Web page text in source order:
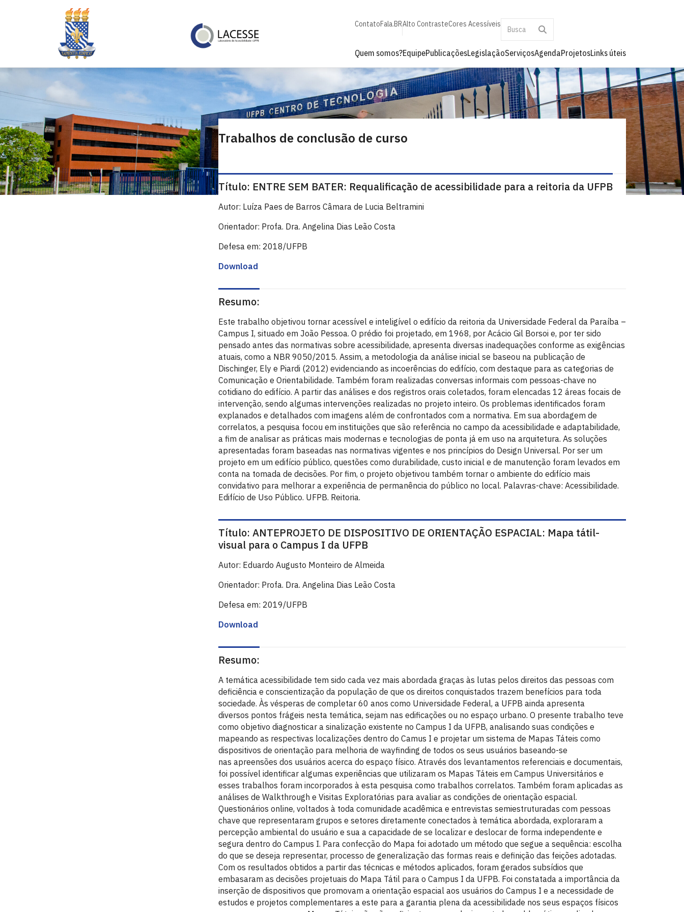
ContatoFala.BRAlto ContrasteCores Acessíveis
Quem somos?EquipePublicaçõesLegislaçãoServiçosAgendaProjetosLinks úteis
Trabalhos de conclusão de curso
Título: ENTRE SEM BATER: Requalificação de acessibilidade para a reitoria da UFPB
Autor: Luíza Paes de Barros Câmara de Lucia Beltramini
Orientador: Profa. Dra. Angelina Dias Leão Costa
Defesa em: 2018/UFPB
Download
Resumo:
Este trabalho objetivou tornar acessível e inteligível o edifício da reitoria da Universidade Federal da Paraíba –
Campus I, situado em João Pessoa. O prédio foi projetado, em 1968, por Acácio Gil Borsoi e, por ter sido
pensado antes das normativas sobre acessibilidade, apresenta diversas inadequações conforme as exigências
atuais, como a NBR 9050/2015. Assim, a metodologia da análise inicial se baseou na publicação de
Dischinger, Ely e Piardi (2012) evidenciando as incoerências do edifício, com destaque para as categorias de
Comunicação e Orientabilidade. Também foram realizadas conversas informais com pessoas-chave no
cotidiano do edifício. A partir das análises e dos registros orais coletados, foram elencadas 12 áreas focais de
intervenção, sendo algumas intervenções realizadas no projeto inteiro. Os problemas identificados foram
explanados e detalhados com imagens além de confrontados com a normativa. Em sua abordagem de
correlatos, a pesquisa focou em instituições que são referência no campo da acessibilidade e adaptabilidade,
a fim de analisar as práticas mais modernas e tecnologias de ponta já em uso na arquitetura. As soluções
apresentadas foram baseadas nas normativas vigentes e nos princípios do Design Universal. Por ser um
projeto em um edifício público, questões como durabilidade, custo inicial e de manutenção foram levados em
conta na tomada de decisões. Por fim, o projeto objetivou também tornar o ambiente do edifício mais
convidativo para melhorar a experiência de permanência do público no local. Palavras-chave: Acessibilidade.
Edifício de Uso Público. UFPB. Reitoria.
Título: ANTEPROJETO DE DISPOSITIVO DE ORIENTAÇÃO ESPACIAL: Mapa tátil-
visual para o Campus I da UFPB
Autor: Eduardo Augusto Monteiro de Almeida
Orientador: Profa. Dra. Angelina Dias Leão Costa
Defesa em: 2019/UFPB
Download
Resumo:
A temática acessibilidade tem sido cada vez mais abordada graças às lutas pelos direitos das pessoas com
deficiência e conscientização da população de que os direitos conquistados trazem benefícios para toda
sociedade. Às vésperas de completar 60 anos como Universidade Federal, a UFPB ainda apresenta
diversos pontos frágeis nesta temática, sejam nas edificações ou no espaço urbano. O presente trabalho teve
como objetivo diagnosticar a sinalização existente no Campus I da UFPB, analisando suas condições e
mapeando as respectivas localizações dentro do Camus I e projetar um sistema de Mapas Táteis como
dispositivos de orientação para melhoria de wayfinding de todos os seus usuários baseando-se
nas apreensões dos usuários acerca do espaço físico. Através dos levantamentos referenciais e documentais,
foi possível identificar algumas experiências que utilizaram os Mapas Táteis em Campus Universitários e
esses trabalhos foram incorporados à esta pesquisa como trabalhos correlatos. Também foram aplicadas as
análises de Walkthrough e Visitas Exploratórias para avaliar as condições de orientação espacial.
Questionários online, voltados à toda comunidade acadêmica e entrevistas semiestruturadas com pessoas
chave que representaram grupos e setores diretamente conectados à temática abordada, exploraram a
percepção ambiental do usuário e sua a capacidade de se localizar e deslocar de forma independente e
segura dentro do Campus I. Para confecção do Mapa foi adotado um método que segue a sequência: escolha
do que se deseja representar, processo de generalização das formas reais e definição das feições adotadas.
Com os resultados obtidos a partir das técnicas e métodos aplicados, foram gerados subsídios que
embasaram as decisões projetuais do Mapa Tátil para o Campus I da UFPB. Foi constatada a importância da
inserção de dispositivos que promovam a orientação espacial aos usuários do Campus I e a necessidade de
estudos e projetos complementares a este para a garantia plena da acessibilidade nos seus espaços físicos